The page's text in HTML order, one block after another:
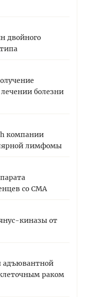
двойного
болезни
компании
лимфомы
со СМА
киназы от
адъювантной
раком